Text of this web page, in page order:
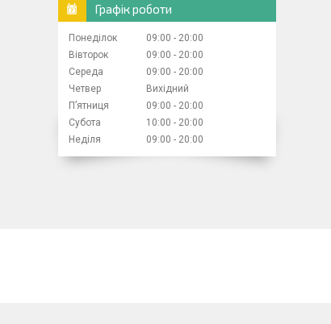
Графік роботи
Понеділок 09:00
20:00
Вівторок
09:00
20:00
Середа
09:00
20:00
Четвер
Вихідний
Пʼятниця
09:00
20:00
Субота
10:00
20:00
Неділя
09:00 20:00